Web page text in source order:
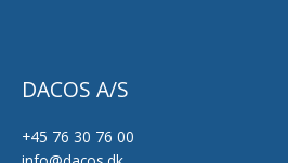
DACOS A/S
+45 76 30 76 00